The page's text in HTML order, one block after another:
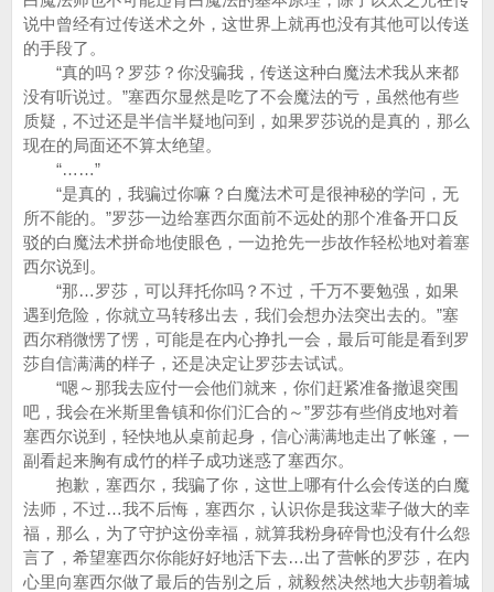
说中曾经有过传送术之外，这世界上就再也没有其他可以传送
的手段了。
“真的吗？罗莎？你没骗我，传送这种白魔法术我从来都
没有听说过。”塞西尔显然是吃了不会魔法的亏，虽然他有些
质疑，不过还是半信半疑地问到，如果罗莎说的是真的，那么
现在的局面还不算太绝望。
“……”
“是真的，我骗过你嘛？白魔法术可是很神秘的学问，无
所不能的。”罗莎一边给塞西尔面前不远处的那个准备开口反
驳的白魔法术拼命地使眼色，一边抢先一步故作轻松地对着塞
西尔说到。
“那…罗莎，可以拜托你吗？不过，千万不要勉强，如果
遇到危险，你就立马转移出去，我们会想办法突出去的。”塞
西尔稍微愣了愣，可能是在内心挣扎一会，最后可能是看到罗
莎自信满满的样子，还是决定让罗莎去试试。
“嗯～那我去应付一会他们就来，你们赶紧准备撤退突围
吧，我会在米斯里鲁镇和你们汇合的～”罗莎有些俏皮地对着
塞西尔说到，轻快地从桌前起身，信心满满地走出了帐篷，一
副看起来胸有成竹的样子成功迷惑了塞西尔。
抱歉，塞西尔，我骗了你，这世上哪有什么会传送的白魔
法师，不过…我不后悔，塞西尔，认识你是我这辈子做大的幸
福，那么，为了守护这份幸福，就算我粉身碎骨也没有什么怨
言了，希望塞西尔你能好好地活下去…出了营帐的罗莎，在内
心里向塞西尔做了最后的告别之后，就毅然决然地大步朝着城